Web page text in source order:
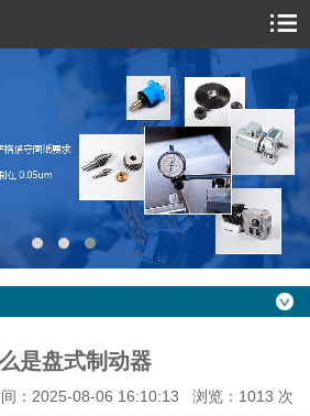
是盘式制动器
：2025-08-06 16:10:13 浏览： 1013 次